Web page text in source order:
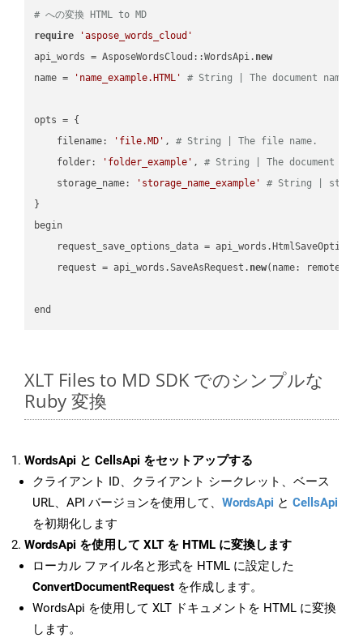
# への変換 HTML to MD
require
'aspose_words_cloud'
api_words = AsposeWordsCloud::WordsApi. new
name =
'name_example.HTML' # String | The document name.
opts = {
    filename:
'file.MD' , # String | The file name.
    folder:
'folder_example' , # String | The document
    storage_name:
'storage_name_example'
# String |
}
begin
request_save_options_data =
    request = api_words.SaveAsRequest.
new(name:
XLT Files to MD SDK でのシンプルな
Ruby 変換
WordsApi と CellsApi をセットアップする
クライアント ID、クライアント シークレット、ベース
URL、API バージョンを使用して、 WordsApi と CellsApi
を初期化します
WordsApi を使用して XLT を HTML に変換します
ローカル ファイル名と形式を HTML に設定した
ConvertDocumentRequest を作成します。
WordsApi を使用して XLT ドキュメントを HTML に変換
します。